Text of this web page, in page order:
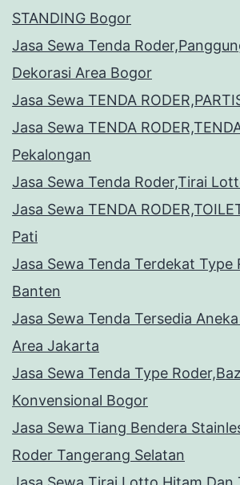
STANDING Bogor
Jasa Sewa Tenda
Dekorasi Area Bogor
Jasa Sewa TENDA
Jasa Sewa TENDA
Pekalongan
Jasa Sewa Tenda Roder,Tirai
Jasa Sewa TENDA
Pati
Jasa Sewa Tenda Terdekat Type
Banten
Jasa Sewa Tenda Tersedia
Area Jakarta
Jasa Sewa Tenda Type
Konvensional Bogor
Jasa Sewa Tiang Bendera
Roder Tangerang Selatan